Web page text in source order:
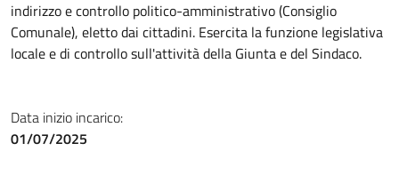
indirizzo e controllo politico-amministrativo (Consiglio
Comunale), eletto dai cittadini. Esercita la funzione legislativa
locale e di controllo sull'attività della Giunta e del Sindaco.
Data inizio incarico:
01/07/2025